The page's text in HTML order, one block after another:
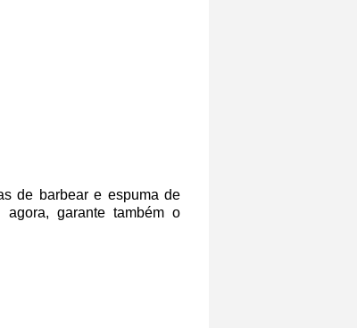
de barbear e espuma de
garante também o